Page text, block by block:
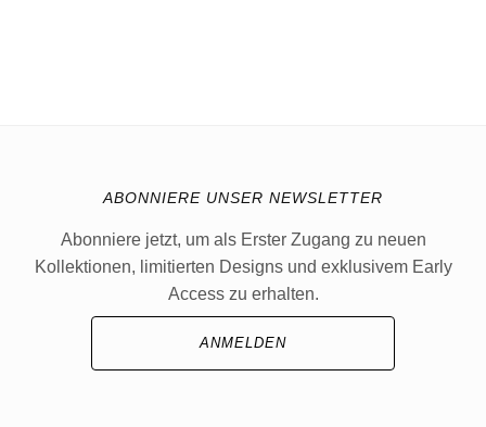
ABONNIERE UNSER NEWSLETTER
Abonniere jetzt, um als Erster Zugang zu neuen
Kollektionen, limitierten Designs und exklusivem Early
Access zu erhalten.
ANMELDEN